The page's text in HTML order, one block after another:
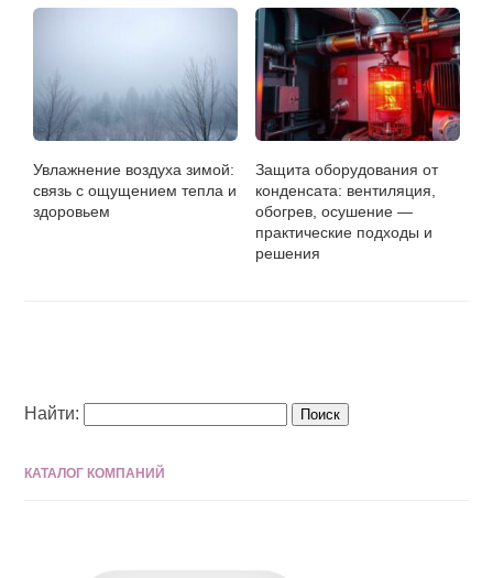
Увлажнение воздуха зимой:
связь с ощущением тепла и
здоровьем
Защита оборудования от
конденсата: вентиляция,
обогрев, осушение —
практические подходы и
решения
Найти:
КАТАЛОГ КОМПАНИЙ